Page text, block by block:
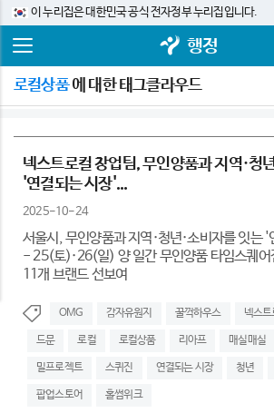
이 누리집은 대한민국 공식 전자정부 누리집입니다.
행정
로컬상품에 대한 태그클라우드
넥스트로컬 창업팀, 무인양품과 지역·청
'연결되는 시장'...
2025-10-24
서울시, 무인양품과 지역·청년·소비자를 잇는 '
- 25(토)·26(일) 양 일간 무인양품 타임스퀘어
11개 브랜드 선보여
OMG 감자유원지 꿀꺽하우스 넥스트
드문 로컬 로컬상품 리아프 매실매실
밀프로젝트 스퀴진 연결되는 시장 청년
팝업스토어 홀썸위크